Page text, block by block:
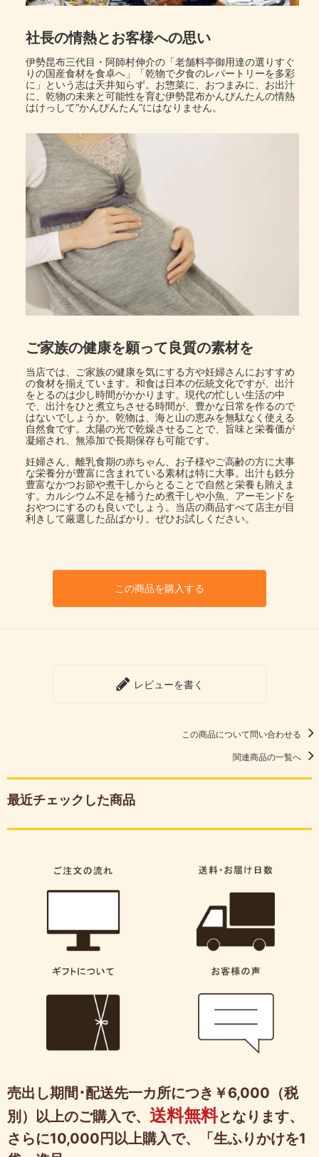
社長の情熱とお客様への思い
伊勢昆布三代目・阿師村伸介の「老舗料亭御用達の選りすぐ
りの国産食材を食卓へ」「乾物で夕食のレパートリーを多彩
に」という志は天井知らず。お惣菜に、おつまみに、お出汁
に、乾物の未来と可能性を育む伊勢昆布かんぴんたんの情熱
はけっして“かんぴんたん”にはなりません。
ご家族の健康を願って良質の素材を
当店では、ご家族の健康を気にする方や妊婦さんにおすすめ
の食材を揃えています。和食は日本の伝統文化ですが、出汁
をとるのは少し時間がかかります。現代の忙しい生活の中
で、出汁をひと煮立ちさせる時間が、豊かな日常を作るので
はないでしょうか。乾物は、海と山の恵みを無駄なく使える
自然食です。太陽の光で乾燥させることで、旨味と栄養価が
凝縮され、無添加で長期保存も可能です。
妊婦さん、離乳食期の赤ちゃん、お子様やご高齢の方に大事
な栄養分が豊富に含まれている素材は特に大事。出汁も鉄分
豊富なかつお節や煮干しからとることで自然と栄養も賄えま
す。カルシウム不足を補うため煮干しや小魚、アーモンドを
おやつにするのも良いでしょう。当店の商品すべて店主が目
利きして厳選した品ばかり。ぜひお試しください。
この商品を購入する
レビューを書く
この商品について問い合わせる
関連商品の一覧へ
最近チェックした商品
売出し期間･配送先一カ所につき￥6,000（税
別）以上のご購入で、 送料無料となります、
さらに10,000円以上購入で、「生ふりかけを1